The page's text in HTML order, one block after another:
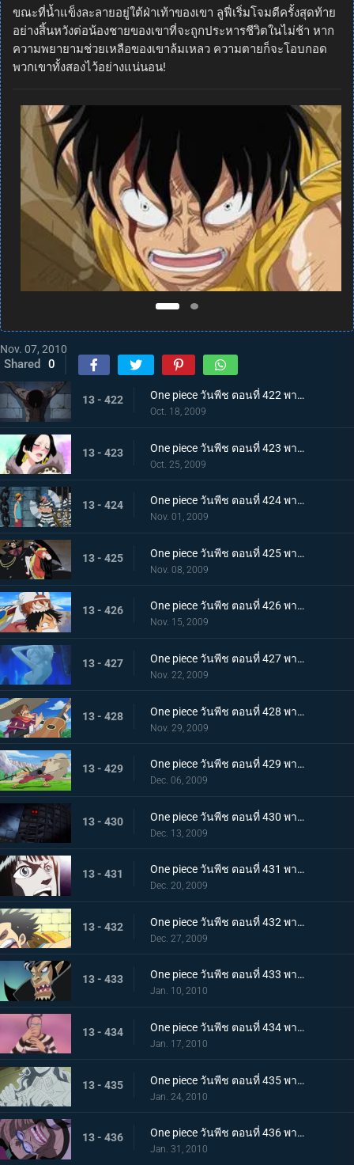
ขณะที่น้ำแข็งละลายอยู่ใต้ฝ่าเท้าของเขา ลูฟี่เริ่มโจมตีครั้งสุดท้าย
อย่างสิ้นหวังต่อน้องชายของเขาที่จะถูกประหารชีวิตในไม่ช้า หาก
ความพยายามช่วยเหลือของเขาล้มเหลว ความตายก็จะโอบกอด
พวกเขาทั้งสองไว้อย่างแน่นอน!
Nov. 07, 2010
Shared 0
13 - 422 One piece วันพีช ตอนที่ 422 พากย์ไทย การบุกที่เสี่ยงด้วยชีวิต! คุกนรกใต้สมุทรอิมเพลดาวน์
Oct. 18, 2009
13 - 423 One piece วันพีช ตอนที่ 423 พากย์ไทย พบกันอีกครั้งในนรก!? ผู้มีพลังผลบาระบาระ!
Oct. 25, 2009
13 - 424 One piece วันพีช ตอนที่ 424 พากย์ไทย ถล่มนรกดอกบัวแดง! กับแผนการสุดอลังการของบากี้
Nov. 01, 2009
13 - 425 One piece วันพีช ตอนที่ 425 พากย์ไทย ชายที่แข็งแกร่งที่สุดในคุก! มนุษย์พิษร้ายพัศดีมาเจลแลน
Nov. 08, 2009
13 - 426 One piece วันพีช ตอนที่ 426 พากย์ไทย ตอนพิเศษก่อนเข้าภาคมูฟวี่ ความทะเยอทะยานของราชสีห์ทองคำที่เริ่มเคลื่อนไหว!
Nov. 15, 2009
13 - 427 One piece วันพีช ตอนที่ 427 พากย์ไทย ตอนพิเศษก่อนเข้าภาคมูฟวี่! ลิตเติ้ลอีสต์บลูที่ถูกหมายตา!
Nov. 22, 2009
13 - 428 One piece วันพีช ตอนที่ 428 พากย์ไทย ตอนพิเศษก่อนเข้าภาคมูฟวี่! โจรสลัดอามิโก้บุกโจมตี!
Nov. 29, 2009
13 - 429 One piece วันพีช ตอนที่ 429 พากย์ไทย ตอนพิเศษก่อนเข้าภาคมูฟวี่! ศึกชี้ชะตา ลูฟี่ ปะทะ ลาร์โก้
Dec. 06, 2009
13 - 430 One piece วันพีช ตอนที่ 430 พากย์ไทย เจ็ดเทพโจรสลัดที่ถูกจองจำ! ชายชาตรีแห่งท้องทะเล "จินเบ"
Dec. 13, 2009
13 - 431 One piece วันพีช ตอนที่ 431 พากย์ไทย กับดักของหัวหน้าผู้คุมชัลเดร! เลเวล 3 นรกแห่งความอดอยาก
Dec. 20, 2009
13 - 432 One piece วันพีช ตอนที่ 432 พากย์ไทย หงส์ขาวที่ถูกปลดปล่อย! พบกันอีกครั้งกับบอนเคร
Dec. 27, 2009
13 - 433 One piece วันพีช ตอนที่ 433 พากย์ไทย พัศดีมาเจลแลนเริ่มเคลื่อนไหว จนตรอก!หมวกฟางถูกล้อม
Jan. 10, 2010
13 - 434 One piece วันพีช ตอนที่ 434 พากย์ไทย กำลังพลทั้งหมดมารวมตัว! ศึกตัดสินที่เลเวล 4 นรกไฟโลกันต์
Jan. 17, 2010
13 - 435 One piece วันพีช ตอนที่ 435 พากย์ไทย มาเจลแลนสุดแกร่ง! บอนเครหลบหนีโดยไม่สู้!
Jan. 24, 2010
13 - 436 One piece วันพีช ตอนที่ 436 พากย์ไทย รู้ผลแพ้ชนะ! ลูฟี่ทุ่มชีวิตโจมตีครั้งสุดท้าย
Jan. 31, 2010